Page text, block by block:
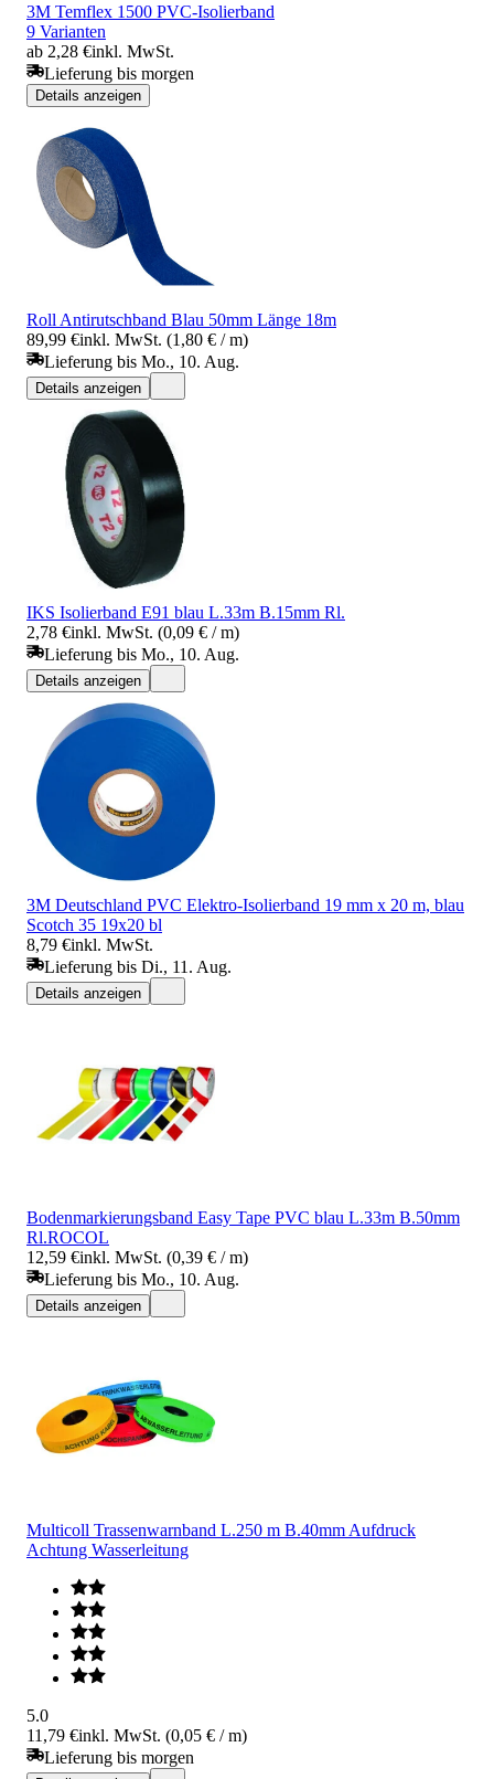
3M Temflex 1500 PVC-Isolierband
9 Varianten
ab 2,28 €inkl. MwSt.
Lieferung bis morgen
Details anzeigen
Roll Antirutschband Blau 50mm Länge 18m
89,99 €inkl. MwSt. (1,80 € / m)
Lieferung bis Mo., 10. Aug.
Details anzeigen
IKS Isolierband E91 blau L.33m B.15mm Rl.
2,78 €inkl. MwSt. (0,09 € / m)
Lieferung bis Mo., 10. Aug.
Details anzeigen
3M Deutschland PVC Elektro-Isolierband 19 mm x 20 m, blau
Scotch 35 19x20 bl
8,79 €inkl. MwSt.
Lieferung bis Di., 11. Aug.
Details anzeigen
Bodenmarkierungsband Easy Tape PVC blau L.33m B.50mm
Rl.ROCOL
12,59 €inkl. MwSt. (0,39 € / m)
Lieferung bis Mo., 10. Aug.
Details anzeigen
Multicoll Trassenwarnband L.250 m B.40mm Aufdruck
Achtung Wasserleitung
5.0
11,79 €inkl. MwSt. (0,05 € / m)
Lieferung bis morgen